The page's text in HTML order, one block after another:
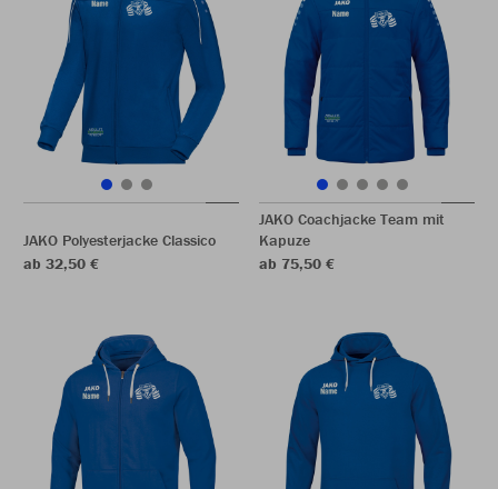
JAKO Polyesterjacke Classico
ab 32,50 €
JAKO Coachjacke Team mit
Kapuze
ab 75,50 €